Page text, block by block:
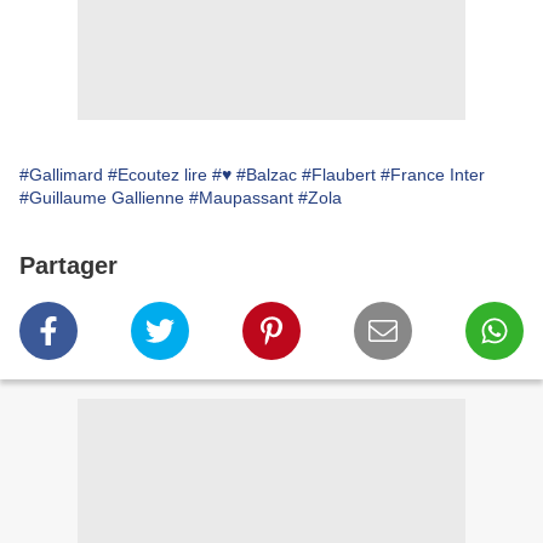
#Gallimard #Ecoutez lire #♥ #Balzac #Flaubert #France Inter
#Guillaume Gallienne #Maupassant #Zola
Partager